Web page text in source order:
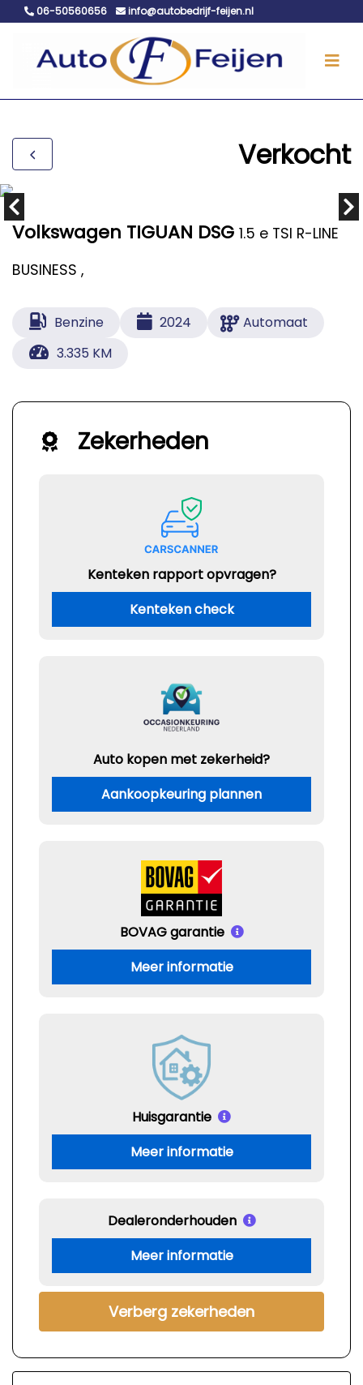
06-50560656 info@autobedrijf-feijen.nl
Verkocht
Volkswagen TIGUAN DSG 1.5 e TSI R-LINE
BUSINESS ,
Benzine 2024
Automaat
3.335 KM
Zekerheden
Kenteken rapport opvragen?
Kenteken check
Auto kopen met zekerheid?
Aankoopkeuring plannen
BOVAG garantie
Meer informatie
Huisgarantie
Meer informatie
Dealeronderhouden
Meer informatie
Verberg zekerheden